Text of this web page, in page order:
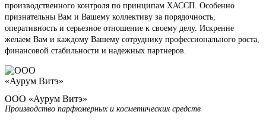
производственного контроля по принципам ХАССП. Особенно
признательны Вам и Вашему коллективу за порядочность,
оперативность и серьезное отношение к своему делу. Искренне
желаем Вам и каждому Вашему сотруднику профессионального роста,
финансовой стабильности и надежных партнеров.
ООО «Аурум Витэ»
Производство парфюмерных и косметических средств